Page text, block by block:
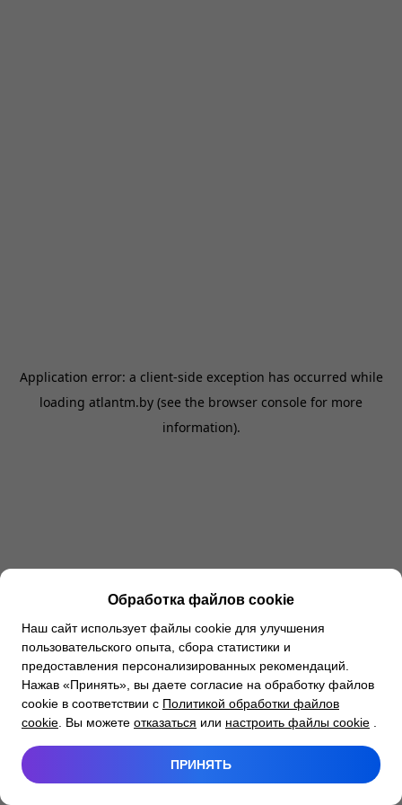
Application error: a client-side exception has occurred while
loading atlantm.by (see the browser console for more
information).
Обработка файлов cookie
Наш сайт использует файлы cookie для улучшения
пользовательского опыта, сбора статистики и
предоставления персонализированных рекомендаций.
Нажав «Принять», вы даете согласие на обработку файлов
cookie в соответствии с Политикой обработки файлов
cookie . Вы можете отказаться или настроить файлы cookie
ПРИНЯТЬ